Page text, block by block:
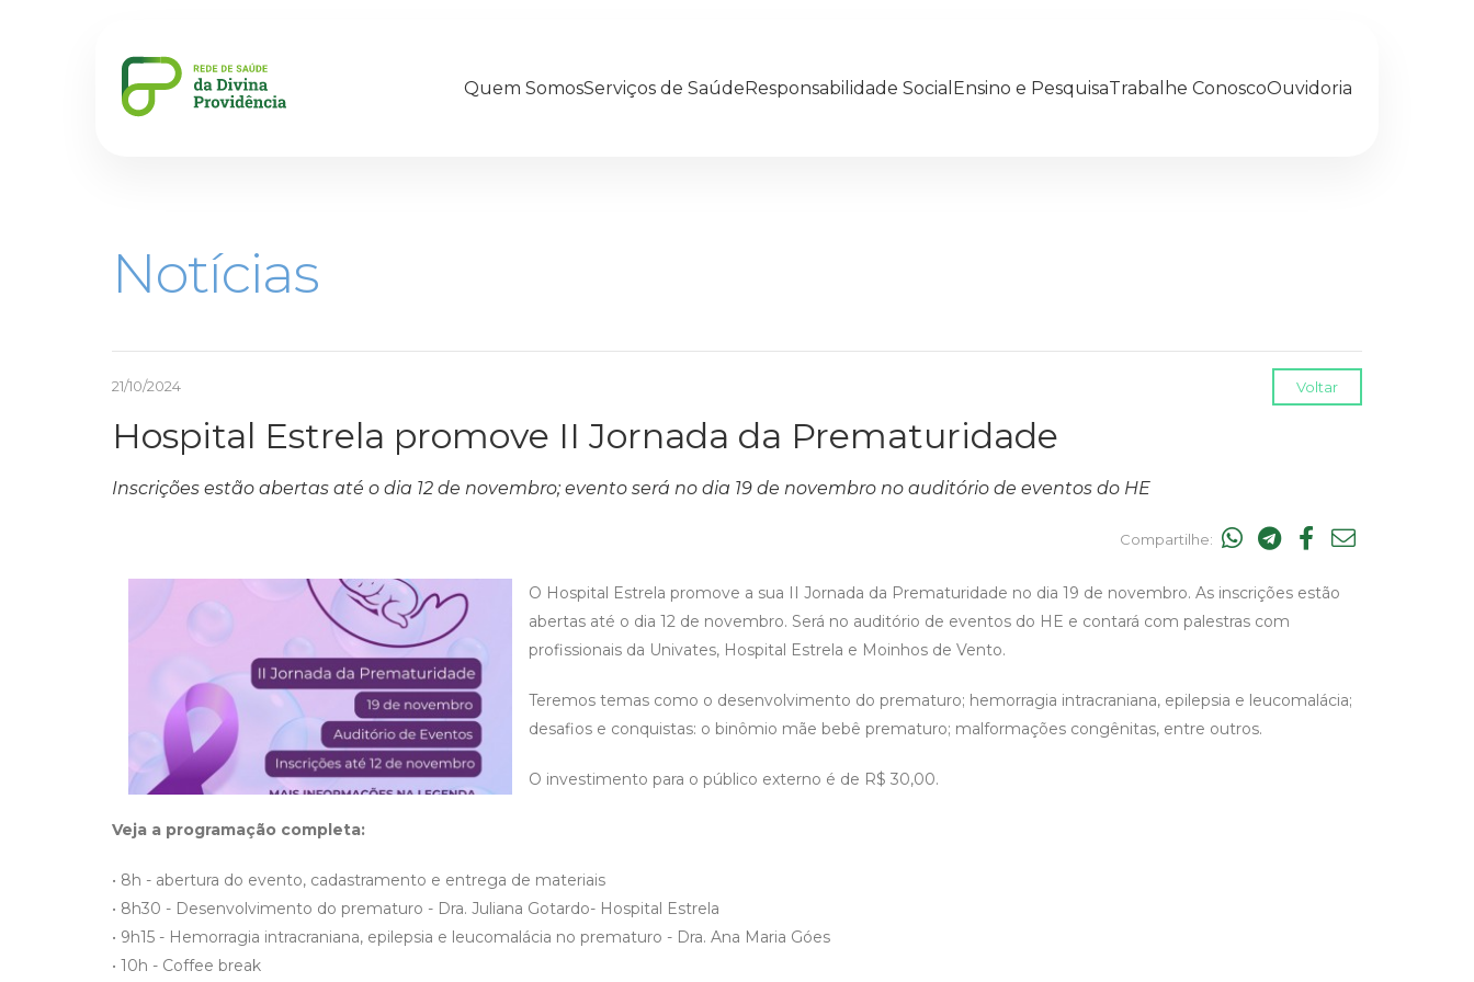
Quem SomosServiços de SaúdeResponsabilidade Social Ensino e PesquisaTrabalhe ConoscoOuvidoria
Notícias
21/10/2024 Voltar
Hospital Estrela promove II Jornada da Prematuridade
Inscrições estão abertas até o dia 12 de novembro; evento será no dia 19 de novembro no auditório de eventos do HE
Compartilhe:
O Hospital Estrela promove a sua II Jornada da Prematuridade no dia 19 de novembro. As inscrições estão
abertas até o dia 12 de novembro. Será no auditório de eventos do HE e contará com palestras com
profissionais da Univates, Hospital Estrela e Moinhos de Vento.
Teremos temas como o desenvolvimento do prematuro; hemorragia intracraniana, epilepsia e leucomalácia;
desafios e conquistas: o binômio mãe bebê prematuro; malformações congênitas, entre outros.
O investimento para o público externo é de R$ 30,00.
Veja a programação completa:
• 8h - abertura do evento, cadastramento e entrega de materiais
• 8h30 - Desenvolvimento do prematuro - Dra. Juliana Gotardo- Hospital Estrela
• 9h15 - Hemorragia intracraniana, epilepsia e leucomalácia no prematuro - Dra. Ana Maria Góes
• 10h - Coffee break